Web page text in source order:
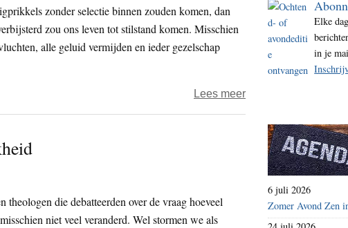
i
t
zonder selectie binnen zouden komen, dan
zou ons leven tot stilstand komen. Misschien
alle geluid vermijden en ieder gezelschap
Lees meerover
overleven
die debatteerden over de vraag hoeveel
niet veel veranderd. Wel stormen we als
Elke
in je
6 juli 2026
Zomer Avond Zen